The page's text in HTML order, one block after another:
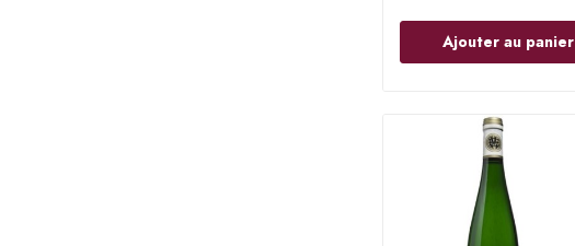
Ajouter au panier